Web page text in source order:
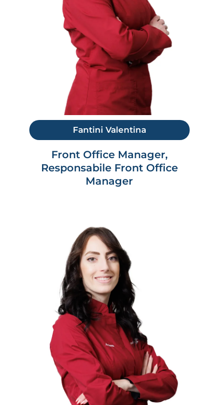
Fantini Valentina
Front Office Manager,
Responsabile Front Office
Manager